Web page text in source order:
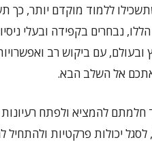
ללמוד מוקדם יותר,
נבחרים בקפידה ובעלי
עם ביקוש רב ואפשרויות
אל השלב הבא.
להמציא ולפתח רעיונות
יכולות פרקטיות ולהתחיל